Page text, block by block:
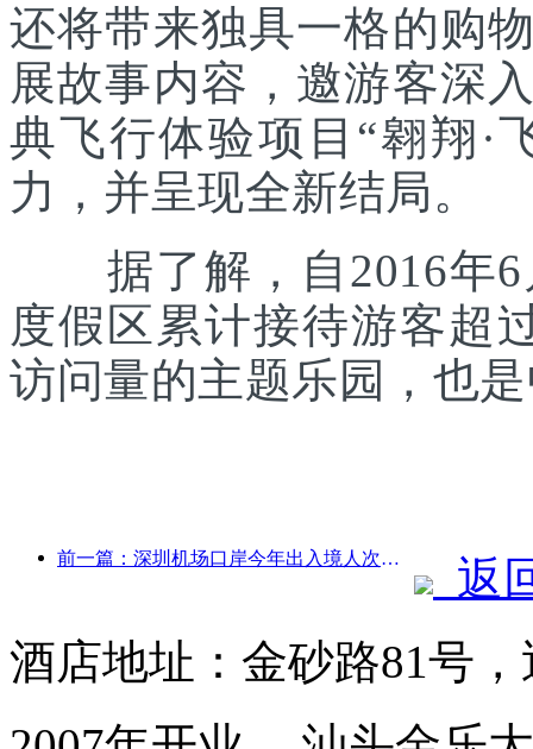
还将带来独具一格的购
展故事内容，邀游客深
典飞行体验项目“翱翔·
力，并呈现全新结局。
据了解，自2016年6
度假区累计接待游客超
访问量的主题乐园，也
前一篇：深圳机场口岸今年出入境人次突破300万，创历史同期新高
返
酒店地址：金砂路81号